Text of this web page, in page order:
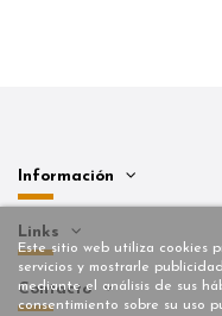
Información
Links
Contacto
Este sitio web utiliza cookies
servicios y mostrarle
mediante el análisis de sus
consentimiento sobre su uso